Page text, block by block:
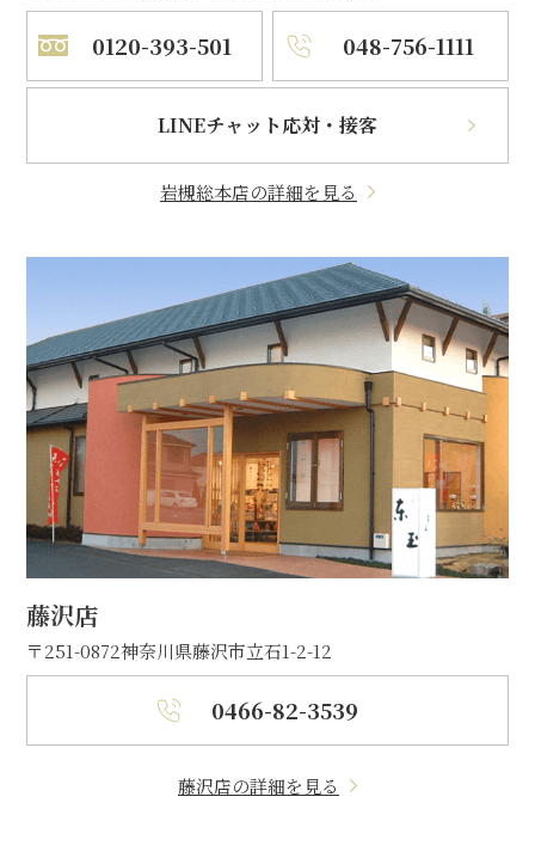
0120-393-501 048-756-1111
LINEチャット応対・接客
岩槻総本店の詳細を見る
藤沢店
〒251-0872神奈川県藤沢市立石1-2-12
0466-82-3539
藤沢店の詳細を見る